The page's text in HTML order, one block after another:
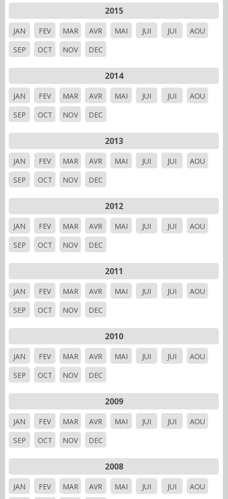
2015
JAN FEV MAR AVR MAI JUI JUI
AOU
SEP
OCT NOV DEC
2014
JAN FEV MAR AVR MAI JUI JUI
AOU
SEP
OCT NOV DEC
2013
JAN FEV MAR AVR MAI JUI JUI
AOU
SEP
OCT NOV DEC
2012
JAN FEV MAR AVR MAI JUI JUI
AOU
SEP
OCT NOV DEC
2011
JAN FEV MAR AVR MAI JUI JUI
AOU
SEP
OCT NOV DEC
2010
JAN FEV MAR AVR MAI JUI JUI
AOU
SEP
OCT NOV DEC
2009
JAN FEV MAR AVR MAI JUI JUI
AOU
SEP
OCT NOV DEC
2008
JAN FEV MAR AVR MAI JUI JUI
AOU